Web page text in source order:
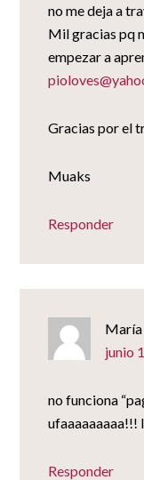
no me deja a
Mil gracias pq
empezar a
Gracias por el
Muaks
Responder
María
junio
no funciona
ufaaaaaaaaa!!!
Responder